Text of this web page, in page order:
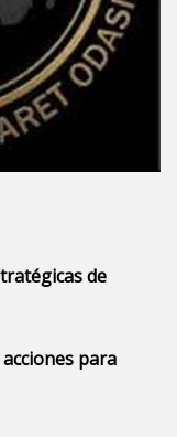
de
para